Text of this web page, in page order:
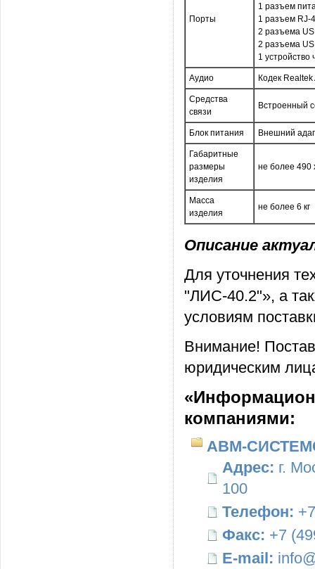
Порты
1 разъем
1 разъем RJ-
2 разъема
2 разъема
1 устройство
Аудио Кодек
Средства
связи
Встроенный
Блок питания Внешний
Габаритные
размеры
изделия
не более 490
Масса
изделия
не более 6 кг
Описание
Для уточнения
"ЛИС-40.2"», а
условиям
Внимание!
юридическим
компаниями:
АВМ-
Адрес: г.
100
Телефон:
Факс: +7
E-mail: